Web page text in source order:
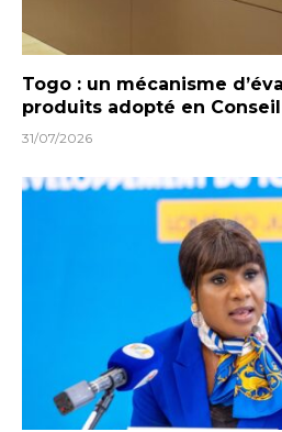
Togo : un mécanisme
produits adopté en
31/07/2026